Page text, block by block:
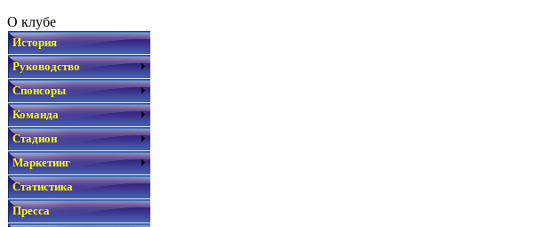
О клубе
История
Руководство
Спонсоры
Команда
Стадион
Маркетинг
Статистика
Пресса